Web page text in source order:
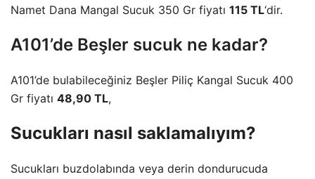
Namet Dana Mangal Sucuk 350 Gr fiyatı 115 TL‘dir.
A101’de Beşler sucuk ne kadar?
A101’de bulabileceğiniz Beşler Piliç Kangal Sucuk 400
Gr fiyatı 48,90 TL,
Sucukları nasıl saklamalıyım?
Sucukları buzdolabında veya derin dondurucuda